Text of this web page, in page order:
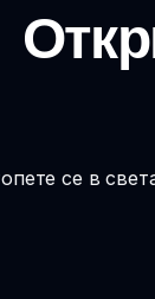
се в